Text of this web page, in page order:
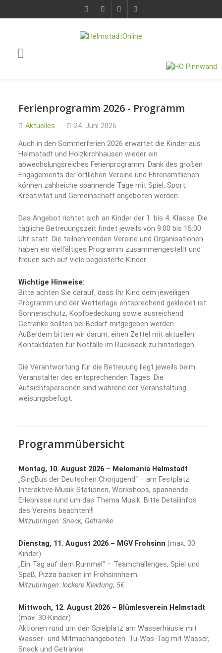
Ferienprogramm 2026 - Programm
Aktuelles 24. Juni 2026
Auch in den Sommerferien 2026 erwartet die Kinder aus
Helmstadt und Holzkirchhausen wieder ein
abwechslungsreiches Ferienprogramm. Dank des großen
Engagements der örtlichen Vereine und Ehrenamtlichen
können zahlreiche spannende Tage mit Spiel, Sport,
Kreativität und Gemeinschaft angeboten werden.
Das Angebot richtet sich an Kinder der 1. bis 4. Klasse. Die
tägliche Betreuungszeit findet jeweils von 9:00 bis 15:00
Uhr statt. Die teilnehmenden Vereine und Organisationen
haben ein vielfältiges Programm zusammengestellt und
freuen sich auf viele begeisterte Kinder.
Wichtige Hinweise:
Bitte achten Sie darauf, dass Ihr Kind dem jeweiligen
Programm und der Wetterlage entsprechend gekleidet ist.
Sonnenschutz, Kopfbedeckung sowie ausreichend
Getränke sollten bei Bedarf mitgegeben werden.
Außerdem bitten wir darum, einen Zettel mit aktuellen
Kontaktdaten für Notfälle im Rucksack zu hinterlegen.
Die Verantwortung für die Betreuung liegt jeweils beim
Veranstalter des entsprechenden Tages. Die
Aufsichtspersonen sind während der Veranstaltung
weisungsbefugt.
Programmübersicht
Montag, 10. August 2026 – Melomania Helmstadt
„SingBus der Deutschen Chorjugend“ – am Festplatz.
Interaktive Musik-Stationen, Workshops, spannende
Erlebnisse rund um das Thema Musik. Bitte Detailinfos
des Vereins beachten!!!
Mitzubringen: Snack, Getränke
Dienstag, 11. August 2026 – MGV Frohsinn (max. 30
Kinder)
„Ein Tag auf dem Rummel“ – Teamchallenges, Spiel und
Spaß, Pizza backen im Frohsinnheim
Mitzubringen: lockere Kleidung, 5€
Mittwoch, 12. August 2026 – Blümlesverein Helmstadt
(max. 30 Kinder)
Aktionen rund um den Spielplatz am Wasserhäusle mit
Wasser- und Mitmachangeboten. Tu-Was-Tag mit Wasser,
Snack und Getränke